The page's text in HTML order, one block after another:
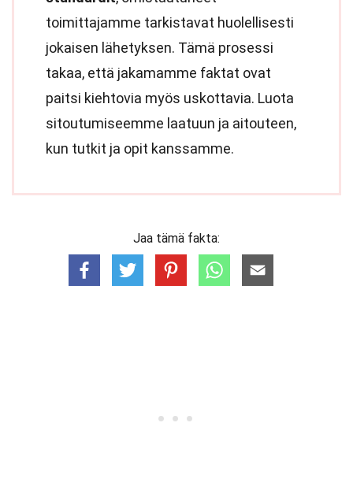
toimittajamme tarkistavat huolellisesti
jokaisen lähetyksen. Tämä prosessi
takaa, että jakamamme faktat ovat
paitsi kiehtovia myös uskottavia. Luota
sitoutumiseemme laatuun ja aitouteen,
kun tutkit ja opit kanssamme.
Jaa tämä fakta: